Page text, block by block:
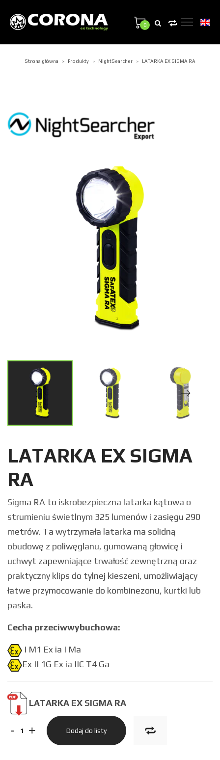
0
Strona główna > Produkty > NightSearcher > LATARKA EX SIGMA RA
LATARKA EX SIGMA
RA
Sigma RA to iskrobezpieczna latarka kątowa o
strumieniu świetlnym 325 lumenów i zasięgu 290
metrów. Ta wytrzymała latarka ma solidną
obudowę z poliwęglanu, gumowaną głowicę i
uchwyt zapewniające trwałość zewnętrzną oraz
praktyczny klips do tylnej kieszeni, umożliwiający
łatwe przymocowanie do kombinezonu, kurtki lub
paska.
Cecha przeciwwybuchowa:
I M1 Ex ia I Ma
Ex II 1G Ex ia IIC T4 Ga
LATARKA EX SIGMA RA
-
LATARKA
+ Dodaj do listy